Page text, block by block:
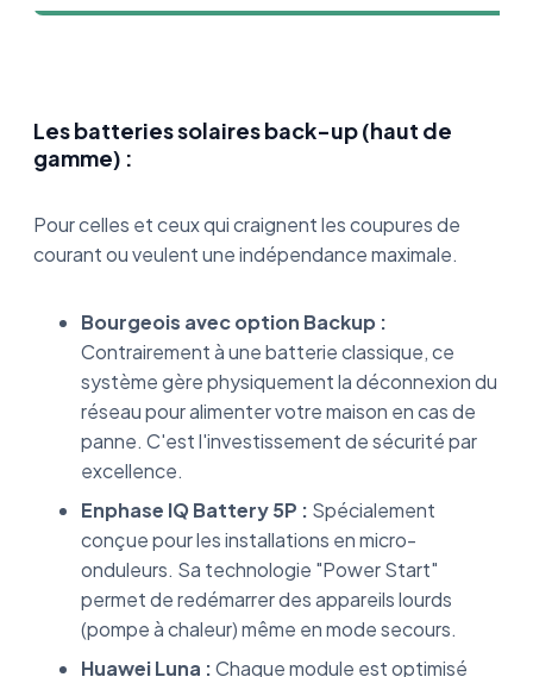
Les batteries solaires back-up (haut de
gamme) :
Pour celles et ceux qui craignent les coupures de
courant ou veulent une indépendance maximale.
Bourgeois avec option Backup :
Contrairement à une batterie classique, ce
système gère physiquement la déconnexion du
réseau pour alimenter votre maison en cas de
panne. C'est l'investissement de sécurité par
excellence.
Enphase IQ Battery 5P : Spécialement
conçue pour les installations en micro-
onduleurs. Sa technologie "Power Start"
permet de redémarrer des appareils lourds
(pompe à chaleur) même en mode secours.
Huawei Luna :Chaque module est optimisé